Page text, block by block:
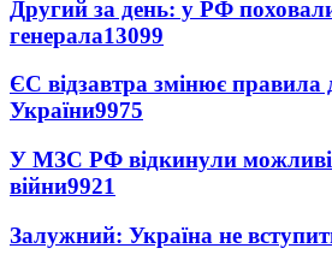
Другий за день: у РФ
генерала13099
ЄС відзавтра змінює правила
України9975
У МЗС РФ відкинули
війни9921
Залужний: Україна не